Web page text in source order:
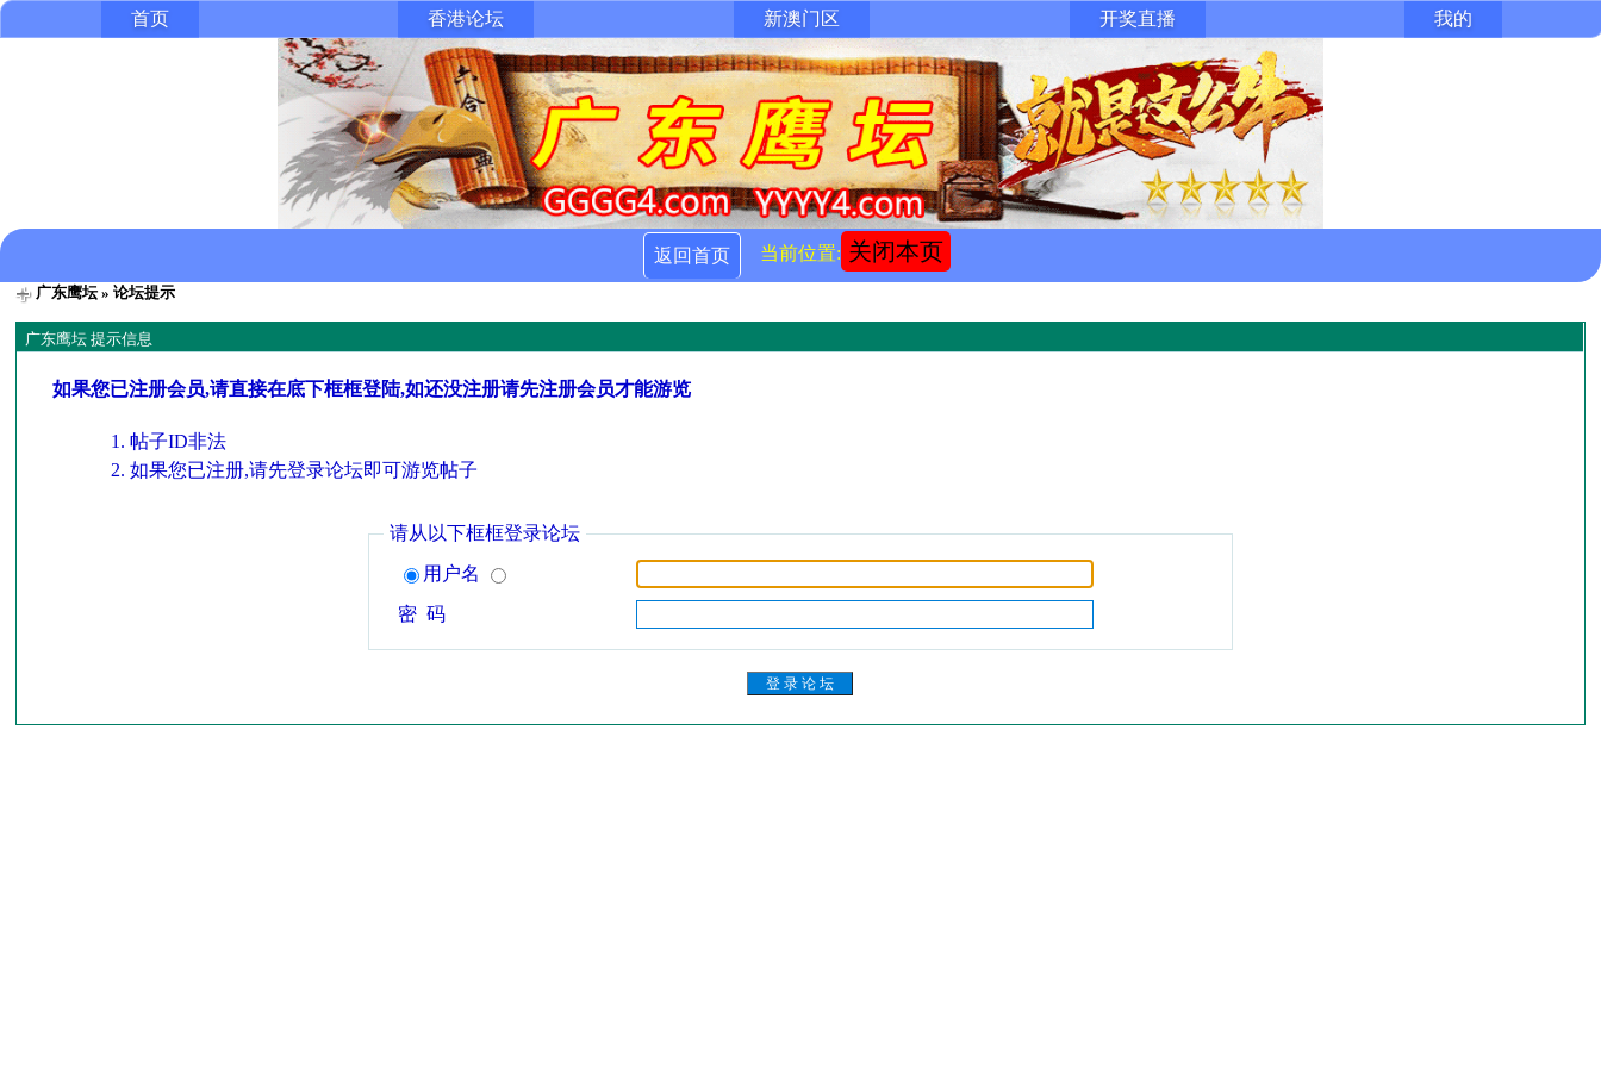
首页 香港论坛 新澳门区 开奖直播 我的
返回首页 当前位置: 关闭本页
广东鹰坛» 论坛提示
广东鹰坛 提示信息
如果您已注册会员,请直接在底下框框登陆,如还没注册请先注册会员才能游览
帖子ID非法
如果您已注册,请先登录论坛即可游览帖子
请从以下框框登录论坛
用户名
密 码